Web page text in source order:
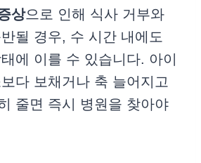
상으로 인해 식사 거부와
될 경우, 수 시간 내에도
에 이를 수 있습니다. 아이
다 보채거나 축 늘어지고
줄면 즉시 병원을 찾아야